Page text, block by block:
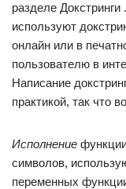
разделе
используют
онлайн или в
пользователю в
Написание
практикой, так что
Исполнение
символов,
переменных